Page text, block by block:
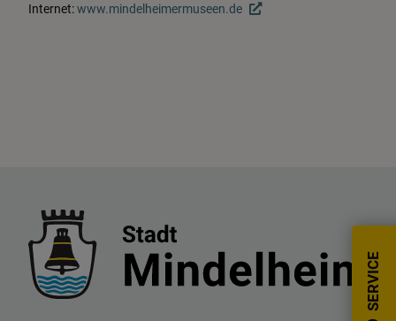
SERVICE
Internet:www.mindelheimermuseen.de